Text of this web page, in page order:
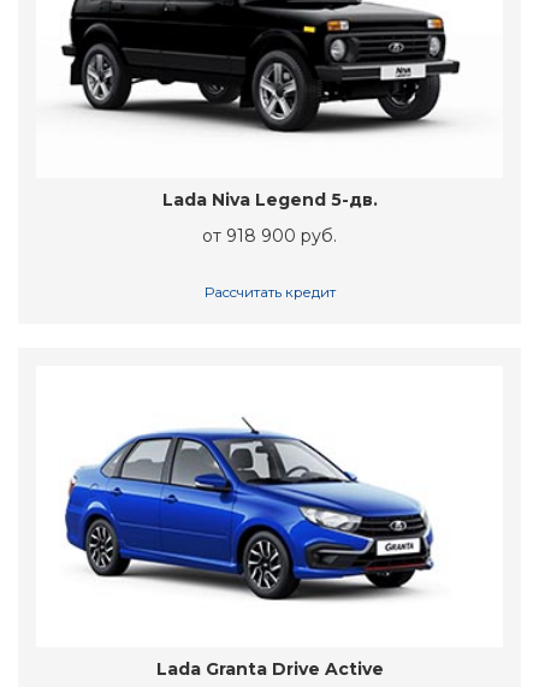
Lada Niva Legend 5-дв.
от 918 900 руб.
Рассчитать кредит
Lada Granta Drive Active